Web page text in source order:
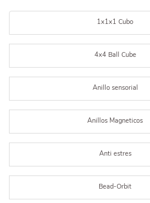
1x1x1 Cubo
4x4 Ball Cube
Anillo sensorial
Anillos Magneticos
Anti estres
Bead-Orbit